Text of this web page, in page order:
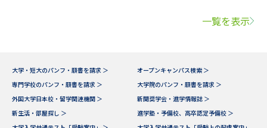
一覧を表示
大学・短大のパンフ・願書を請求 ＞
オープンキャンパス検索 ＞
専門学校のパンフ・願書を請求 ＞
大学院のパンフ・願書を請求 ＞
外国大学日本校・留学関連機関 ＞
新聞奨学会・進学情報誌 ＞
新生活・部屋探し ＞
進学塾・予備校、高卒認定予備校 ＞